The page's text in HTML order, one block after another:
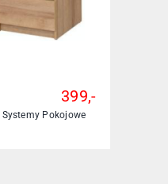
Systemy Pokojowe
399,-